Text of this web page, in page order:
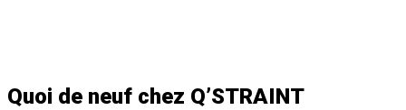
Quoi de neuf chez Q’STRAINT